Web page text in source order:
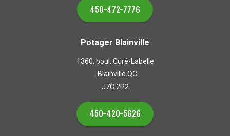
450-472-7776
Potager Blainville
1360, boul. Curé-Labelle
Blainville QC
J7C 2P2
450-420-5626